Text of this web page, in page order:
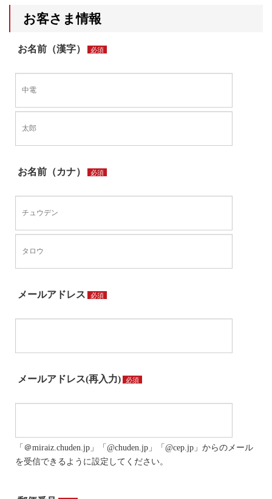
お客さま情報
お名前（漢字） 必須
お名前（カナ） 必須
メールアドレス 必須
メールアドレス(再入力) 必須
「＠miraiz.chuden.jp」「@chuden.jp」「@cep.jp」からのメール
を受信できるように設定してください。